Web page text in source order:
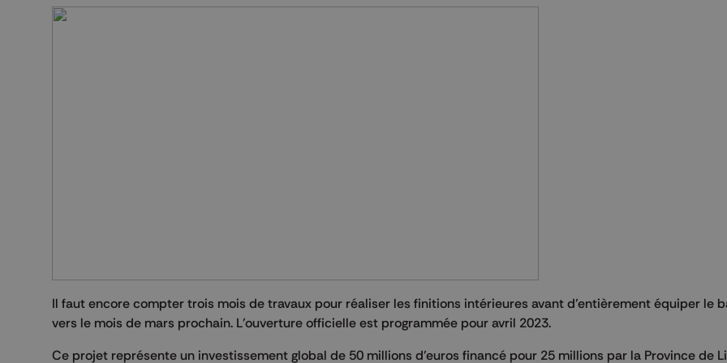
Il faut encore compter trois mois de travaux pour réaliser les finitions intérieures avant d’entièrement équiper le
vers le mois de mars prochain. L’ouverture officielle est programmée pour avril 2023.
Ce projet représente un investissement global de 50 millions d’euros financé pour 25 millions par la Province de